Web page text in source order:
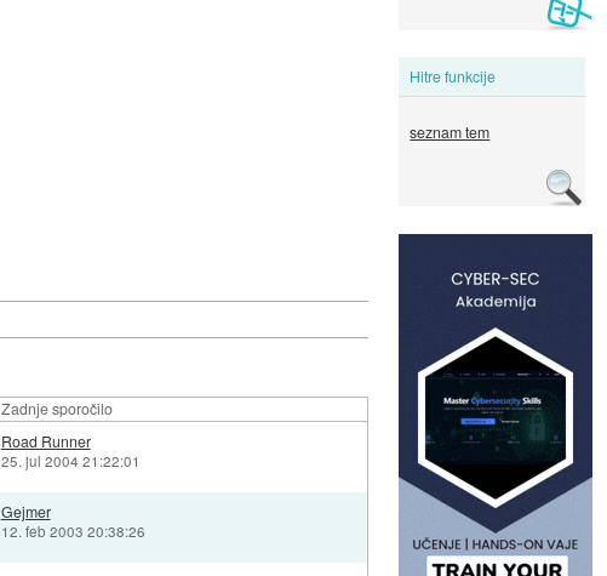
Hitre funkcije
seznam tem
Zadnje sporočilo
Road Runner
25. jul 2004 21:22:01
Gejmer
12. feb 2003 20:38:26